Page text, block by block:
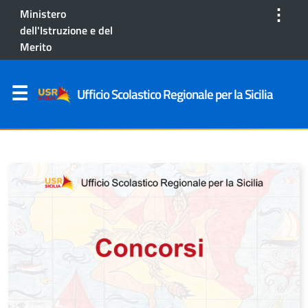
Ministero
dell'Istruzione e del
Merito
⋮
Ufficio Scolastico Regionale per la Sicilia